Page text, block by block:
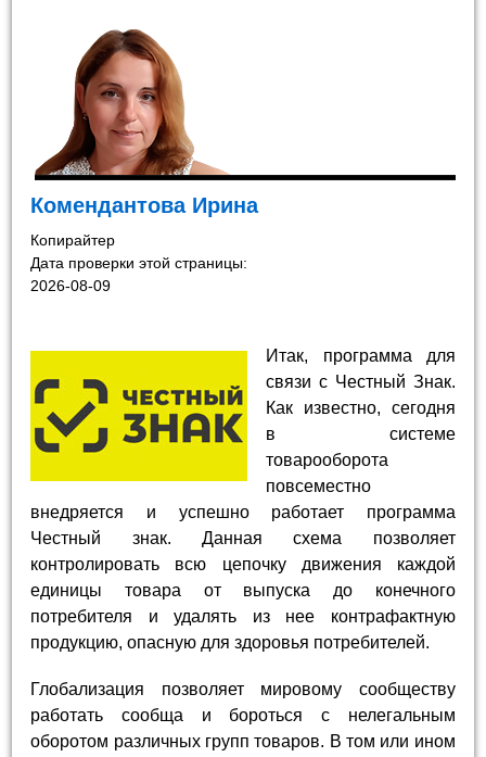
Комендантова Ирина
Копирайтер
Дата проверки этой страницы:
2026-08-09
Итак, программа для
связи с Честный Знак.
Как известно, сегодня
в системе
товарооборота
повсеместно
внедряется и успешно работает программа
Честный знак. Данная схема позволяет
контролировать всю цепочку движения каждой
единицы товара от выпуска до конечного
потребителя и удалять из нее контрафактную
продукцию, опасную для здоровья потребителей.
Глобализация позволяет мировому сообществу
работать сообща и бороться с нелегальным
оборотом различных групп товаров. В том или ином